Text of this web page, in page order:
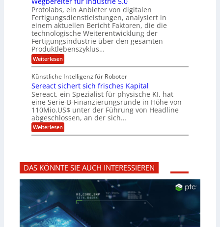
i
n
a
m
e
r
i
k
a
en
t
r
u
m
f
ü
r
3
D
-
D
r
u
c
k
ü
r
d
e
n
M
a
s
c
h
n
e
n
-
u
n
d
A
n
e
n
u
a
n
t
e
n
k
r
y
p
t
o
g
r
a
f
i
e
:
f
z
e
i
o
r
Protolabs, ein Anbieter von digitalen
Fertigungsdienstleistungen, analysiert in
einem aktuellen Bericht Faktoren, die die
technologische Weiterentwicklung der
Fertigungsindustrie über den gesamten
Produktlebenszyklus…
Weiterlesen:
P
o
t
o
l
a
b
s
-
R
r
i
i
f
i
Künstliche Intelligenz für Roboter
Sereact sichert sich frisches Kapital
Sereact, ein Spezialist für physische KI, hat
eine Serie-B-Finanzierungsrunde in Höhe von
110Mio.US$ unter der Führung von Headline
abgeschlossen, an der sich…
Weiterlesen:
S
a
c
t
s
e
r
t
DAS KÖNNTE SIE AUCH INTERESSIEREN